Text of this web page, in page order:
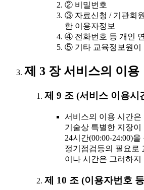
② 비밀번호
③ 자료신청 / 기관회
한 이용자정보
④ 전화번호 등 개인
⑤ 기타 교육정보원이
제 3 장 서비스의 이용
제 9 조 (서비스 이용시
서비스의 이용 시간은
기술상 특별한 지장이
24시간(00:00-24:00)
정기점검등의 필요로
이나 시간은 그러하지
제 10 조 (이용자번호